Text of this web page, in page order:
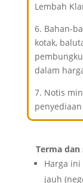
Lembah
6. Bahan-
kotak,
dalam
7. Notis
Terma
Harga
jauh